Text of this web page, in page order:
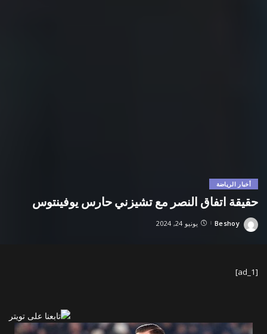
أخبار الرياضة
حقيقة اتفاق النصر مع تشيزني حارس يوفينتوس
Posted
Beshoy يونيو 24, 2024
[ad_1]